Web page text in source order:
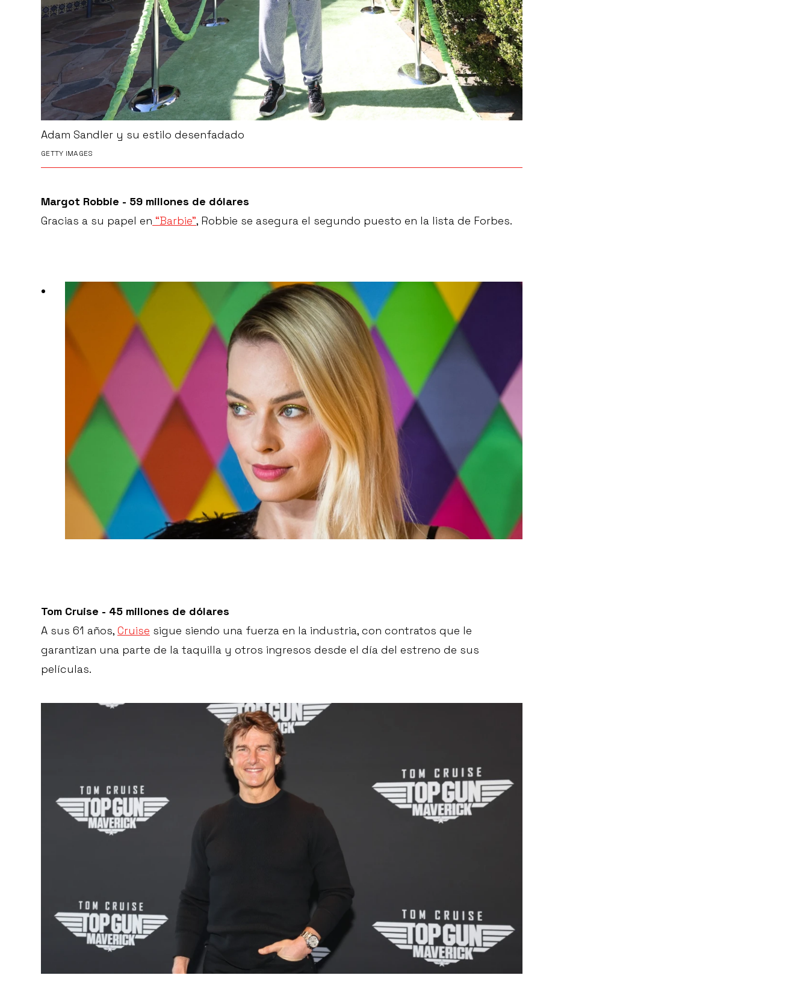
Adam Sandler y su estilo desenfadado
GETTY IMAGES
Margot Robbie - 59 millones de dólares
Gracias a su papel en “Barbie”, Robbie se asegura el segundo puesto en la lista de Forbes.
Tom Cruise - 45 millones de dólares
A sus 61 años, Cruise sigue siendo una fuerza en la industria, con contratos que le
garantizan una parte de la taquilla y otros ingresos desde el día del estreno de sus
películas.